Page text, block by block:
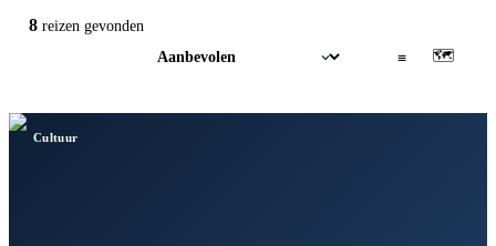
8 reizen gevonden
≡ 🗺
Cultuur